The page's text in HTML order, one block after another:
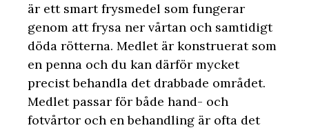
är ett smart frysmedel som fungerar
genom att frysa ner vårtan och samtidigt
döda rötterna. Medlet är konstruerat som
en penna och du kan därför mycket
precist behandla det drabbade området.
Medlet passar för både hand- och
fotvårtor och en behandling är ofta det